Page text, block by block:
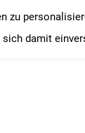
damit